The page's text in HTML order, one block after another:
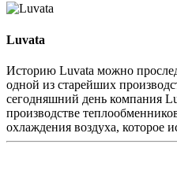
Luvata
Историю Luvata можно
одной из старейших
сегодняшний день компания
производстве
охлаждения воздуха, которое